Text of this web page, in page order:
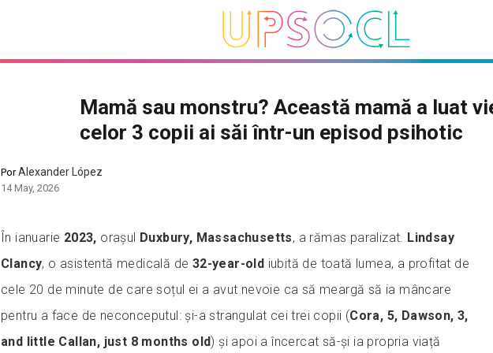
Mamă sau monstru? Această mamă a luat
celor 3 copii ai săi într-un episod psihotic
PorAlexander López
14 May, 2026
În ianuarie 2023, orașul Duxbury, Massachusetts, a rămas paralizat. Lindsay
Clancy, o asistentă medicală de 32-year-old iubită de toată lumea, a profitat de
cele 20 de minute de care soțul ei a avut nevoie ca să meargă să ia mâncare
pentru a face de neconceputul: și-a strangulat cei trei copii (Cora, 5, Dawson, 3,
and little Callan, just 8 months old) și apoi a încercat să-și ia propria viață